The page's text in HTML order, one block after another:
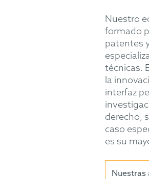
Nuestro
formado
patentes
técnicas.
la
interfaz
derecho,
caso
es su
Nuestras